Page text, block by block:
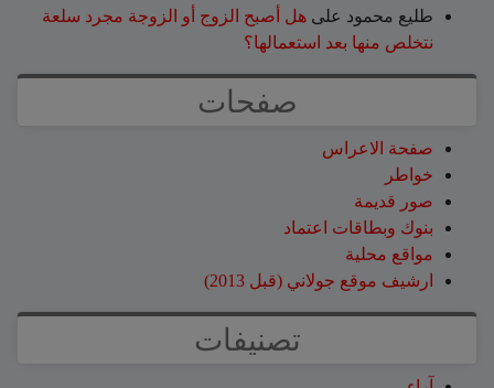
طليع محمود على هل أصبح الزوج أو الزوجة مجرد سلعة
نتخلص منها بعد استعمالها؟
صفحات
صفحة الاعراس
خواطر
صور قديمة
بنوك وبطاقات اعتماد
مواقع محلية
ارشيف موقع جولاني (قبل 2013)
تصنيفات